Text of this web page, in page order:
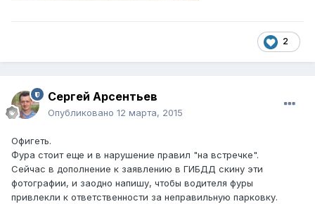
2
Сергей Арсентьев
Опубликовано 12 марта, 2015
Офигеть.
Фура стоит еще и в нарушение правил "на встречке".
Сейчас в дополнение к заявлению в ГИБДД скину эти
фотографии, и заодно напишу, чтобы водителя фуры
привлекли к ответственности за неправильную парковку.